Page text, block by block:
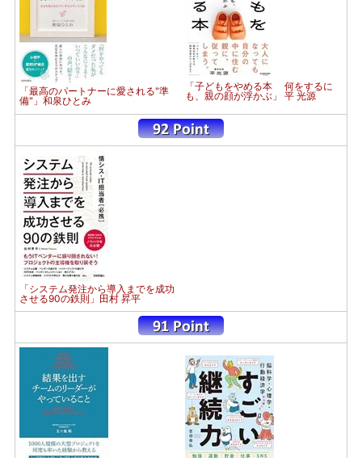
「最高のパートナーに愛される"準
備"」和泉ひとみ
「子どもをやめる本 何をするに
も、親の顔が浮かぶ」 平 光源
「システム発注から導入までを成功
させる90の鉄則」田村 昇平